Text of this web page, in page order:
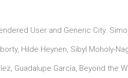
User and Generic City:
Hilde Heynen, Sibyl Moholy-
Guadalupe García, Beyond the